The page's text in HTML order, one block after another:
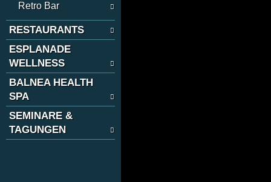
Retro Bar
RESTAURANTS
ESPLANADE
WELLNESS
BALNEA HEALTH
SPA
SEMINARE &
TAGUNGEN